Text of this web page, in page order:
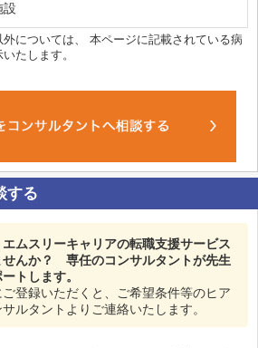
設
については、 本ページに記載されている病
たします。
する
ムスリーキャリアの転職支援サービス
せんか？ 専任のコンサルタントが先生
トします。
登録いただくと、ご希望条件等のヒア
ルタントよりご連絡いたします。